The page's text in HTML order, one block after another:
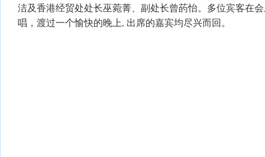
洁及香港经贸处处长巫菀菁、副处长曾菂怡。多位宾客在
唱，渡过一个愉快的晚上, 出席的嘉宾均尽兴而回。